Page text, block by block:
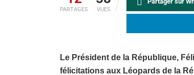
PARTAGES VUES
Le Président de la République,
félicitations aux Léopards de la